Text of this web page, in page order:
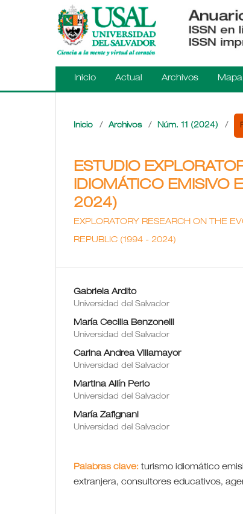
Inicio Actual Archivos
Inicio / Archivos / Núm. 11 (2024) /
ESTUDIO
IDIOMÁTICO EMISIVO
2024)
EXPLORATORY RESEARCH ON THE
REPUBLIC (1994 - 2024)
Gabriela Ardito
Universidad del Salvador
María Cecilia Benzonelli
Universidad del Salvador
Carina Andrea Villamayor
Universidad del Salvador
Martina Ailín Perlo
Universidad del Salvador
María Zafignani
Universidad del Salvador
Palabras clave: turismo idiomático
extranjera, consultores educativos,